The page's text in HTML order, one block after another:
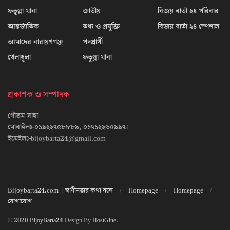
ফতুল্লা থানা
আন্তর্জাতিক
আমাদের নারায়ণগঞ্জ
খেলাধূলা
জাতীয়
তথ্য ও প্রযুক্তি
পদপ্রার্থী
ফতুল্লা থানা
বিজয় বার্তা ২৪ পরিবার
বিজয় বার্তা ২৪ স্পেশাল
প্রকাশক ও সম্পাদক
গৌতম সাহা
মোবাইলঃ-০১৯২২৭৫৮৮৮৯, ০১৭১২২৬৫৯৯৭।
ইমেইলঃ-bijoybarta24@gmail.com
Bijoybarta24.com | স্বাধীনতার কথা বলে Homepage
Homepage
যোগাযোগ
© 2020BijoyBarta24Design ByHostGine.